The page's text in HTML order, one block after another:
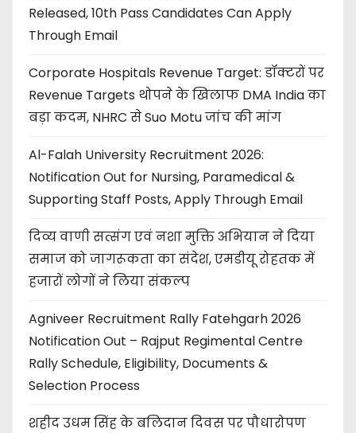
Released, 10th Pass Candidates Can Apply
Through Email
Corporate Hospitals Revenue Target: डॉक्टरों पर
Revenue Targets थोपने के खिलाफ DMA India का
बड़ा कदम, NHRC से Suo Motu जांच की मांग
Al-Falah University Recruitment 2026:
Notification Out for Nursing, Paramedical &
Supporting Staff Posts, Apply Through Email
दिव्य वाणी सत्संग एवं नशा मुक्ति अभियान ने दिया
समाज को जागरूकता का संदेश, एमडीयू रोहतक में
हजारों लोगों ने लिया संकल्प
Agniveer Recruitment Rally Fatehgarh 2026
Notification Out – Rajput Regimental Centre
Rally Schedule, Eligibility, Documents &
Selection Process
शहीद उधम सिंह के बलिदान दिवस पर पौधारोपण